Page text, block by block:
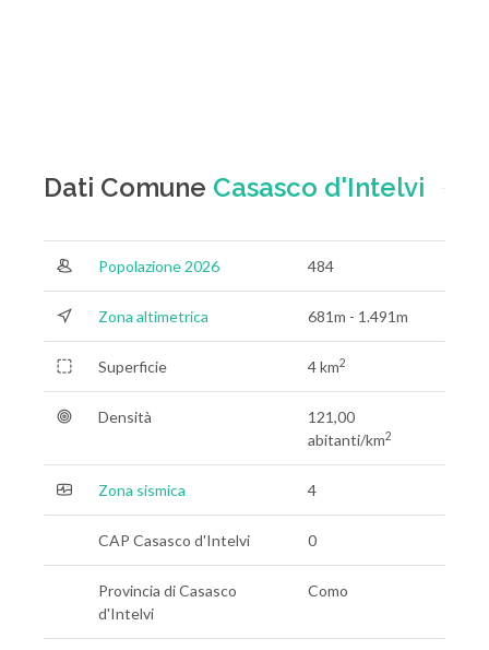
Dati Comune Casasco d'Intelvi
Popolazione 2026 484
Zona altimetrica 681m - 1.491m
Superficie 4 km2
Densità
121,00
abitanti/km2
Zona sismica 4
CAP Casasco d'Intelvi 0
Provincia di Casasco
d'Intelvi
Como